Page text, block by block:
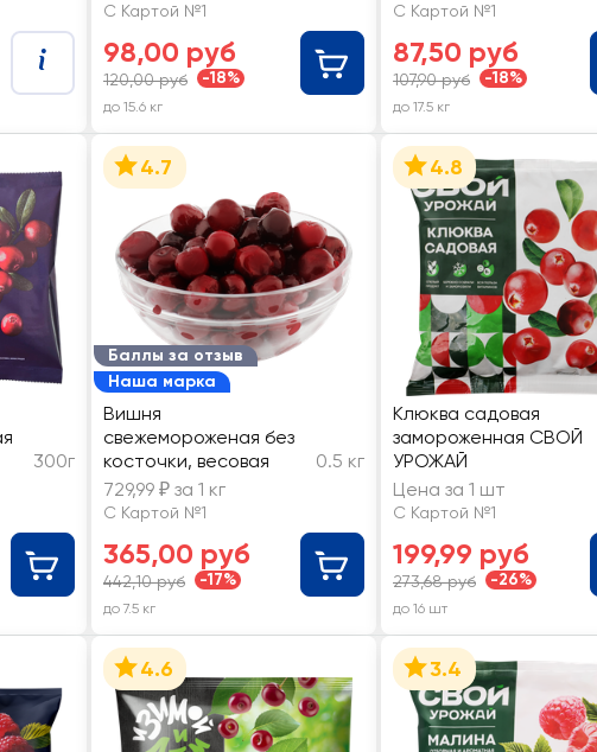
С Картой №1
98,00 руб
120,00 руб -18%
до 15.6 кг
С Картой №1
87,50 руб
107,90 руб -18%
до 17.5 кг
300г
Баллы за отзыв
Наша марка
4.7
Вишня
свежемороженая без
косточки, весовая
0.5 кг
729,99 ₽ за 1 кг
С Картой №1
365,00 руб
442,10 руб -17%
до 7.5 кг
4.8
Клюква садовая
замороженная СВОЙ
УРОЖАЙ
Цена за 1 шт
С Картой №1
199,99 руб
273,68 руб -26%
до 16 шт
4.6 3.4